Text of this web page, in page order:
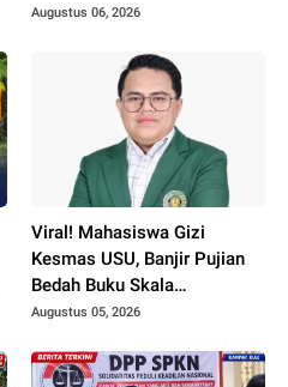
Polantas KARIB Kobarkan
Nasionalisme dan Green
Policing Jelang HUT RI Ke-
Augustus 06, 2026
Viral! Mahasiswa Gizi
Kesmas USU, Banjir Pujian
Bedah Buku Skala
International dari 70 Ribu
Dunia
Augustus 05, 2026